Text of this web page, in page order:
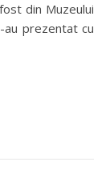
din Muzeului
au prezentat cu